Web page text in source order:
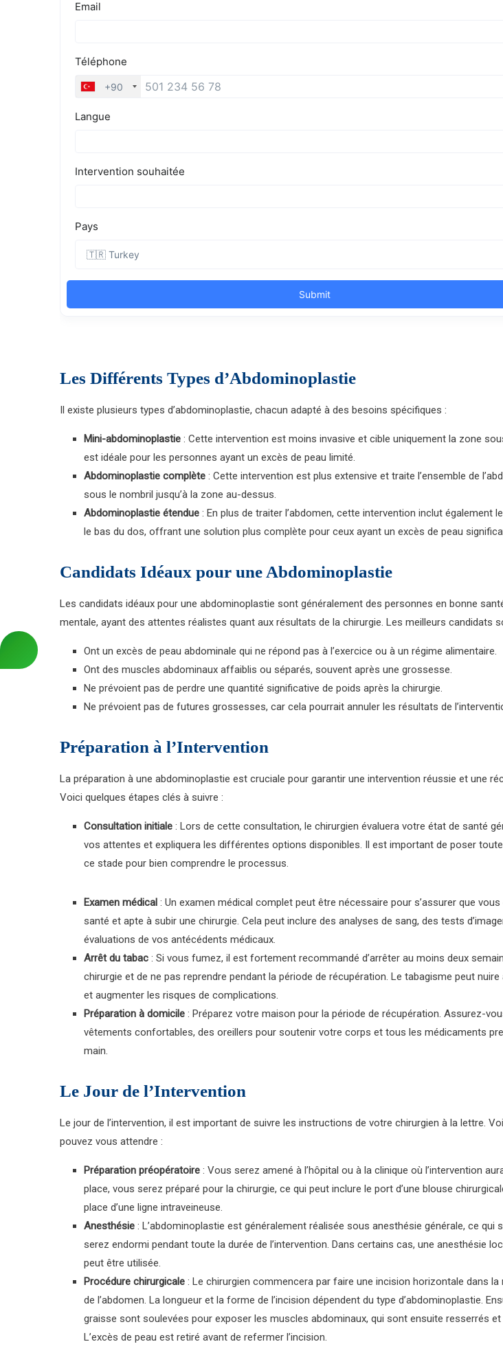
Les Différents Types d’Abdominoplastie
Il existe plusieurs types d’abdominoplastie, chacun adapté à des besoins spécifiques :
Mini-abdominoplastie : Cette intervention est moins invasive et cible uniquement la zone
est idéale pour les personnes ayant un excès de peau limité.
Abdominoplastie complète : Cette intervention est plus extensive et traite l’ensemble de
sous le nombril jusqu’à la zone au-dessus.
Abdominoplastie étendue : En plus de traiter l’abdomen, cette intervention inclut également
le bas du dos, offrant une solution plus complète pour ceux ayant un excès de peau
Candidats Idéaux pour une Abdominoplastie
Les candidats idéaux pour une abdominoplastie sont généralement des personnes en bonne
mentale, ayant des attentes réalistes quant aux résultats de la chirurgie. Les meilleurs candidats
Ont un excès de peau abdominale qui ne répond pas à l’exercice ou à un régime alimentaire.
Ont des muscles abdominaux affaiblis ou séparés, souvent après une grossesse.
Ne prévoient pas de perdre une quantité significative de poids après la chirurgie.
Ne prévoient pas de futures grossesses, car cela pourrait annuler les résultats de
Préparation à l’Intervention
La préparation à une abdominoplastie est cruciale pour garantir une intervention réussie et une
Voici quelques étapes clés à suivre :
Consultation initiale : Lors de cette consultation, le chirurgien évaluera votre état de santé
vos attentes et expliquera les différentes options disponibles. Il est important de poser
ce stade pour bien comprendre le processus.
Examen médical : Un examen médical complet peut être nécessaire pour s’assurer que
santé et apte à subir une chirurgie. Cela peut inclure des analyses de sang, des tests
évaluations de vos antécédents médicaux.
Arrêt du tabac : Si vous fumez, il est fortement recommandé d’arrêter au moins deux
chirurgie et de ne pas reprendre pendant la période de récupération. Le tabagisme peut
et augmenter les risques de complications.
Préparation à domicile : Préparez votre maison pour la période de récupération. Assurez-
vêtements confortables, des oreillers pour soutenir votre corps et tous les médicaments
main.
Le Jour de l’Intervention
Le jour de l’intervention, il est important de suivre les instructions de votre chirurgien à la lettre.
pouvez vous attendre :
Préparation préopératoire : Vous serez amené à l’hôpital ou à la clinique où l’intervention
place, vous serez préparé pour la chirurgie, ce qui peut inclure le port d’une blouse
place d’une ligne intraveineuse.
Anesthésie : L’abdominoplastie est généralement réalisée sous anesthésie générale, ce qui
serez endormi pendant toute la durée de l’intervention. Dans certains cas, une anesthésie
peut être utilisée.
Procédure chirurgicale : Le chirurgien commencera par faire une incision horizontale dans la
de l’abdomen. La longueur et la forme de l’incision dépendent du type d’abdominoplastie.
graisse sont soulevées pour exposer les muscles abdominaux, qui sont ensuite resserrés
L’excès de peau est retiré avant de refermer l’incision.